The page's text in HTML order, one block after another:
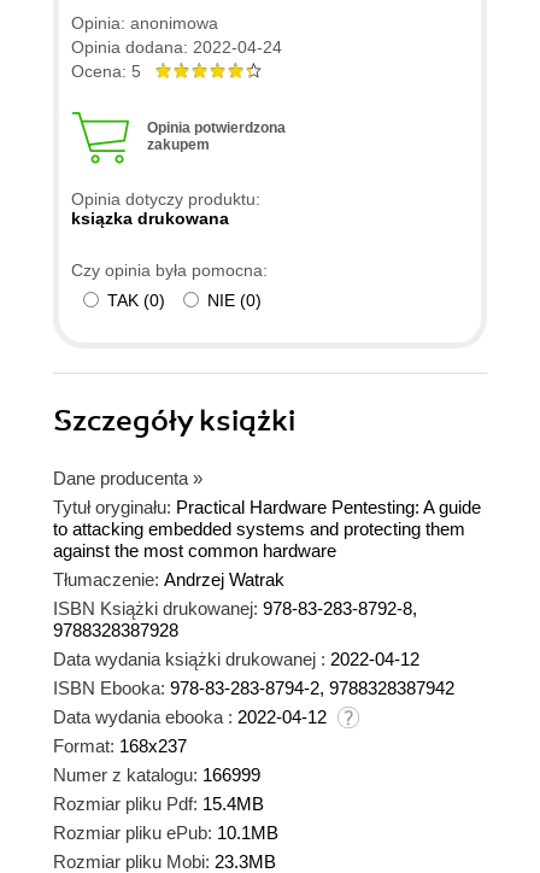
podstawowym poziomie. Na stronie 127 i 128 jest
są błędy w rysunkach protokołu SPI (Tryb 1 i Tryb
3, rys 6.14, 6.15). Na stronie 198, na rys 10.2
błędne.
Opinia: anonimowa
Opinia dodana: 2022-04-24
Ocena: 5
Opinia potwierdzona
zakupem
Opinia dotyczy produktu:
ksiązka drukowana
Czy opinia była pomocna:
TAK (0) NIE (0)
Szczegółyksiążki
Dane producenta »
Tytuł oryginału: Practical Hardware Pentesting: A guide
to attacking embedded systems and protecting them
against the most common hardware
Tłumaczenie: Andrzej Watrak
ISBN Książki drukowanej: 978-83-283-8792-8,
9788328387928
Data wydania książki drukowanej : 2022-04-12
ISBN Ebooka: 978-83-283-8794-2, 9788328387942
Data wydania ebooka : 2022-04-12
Format: 168x237
Numer z katalogu: 166999
Rozmiar pliku Pdf: 15.4MB
Rozmiar pliku ePub: 10.1MB
Rozmiar pliku Mobi: 23.3MB